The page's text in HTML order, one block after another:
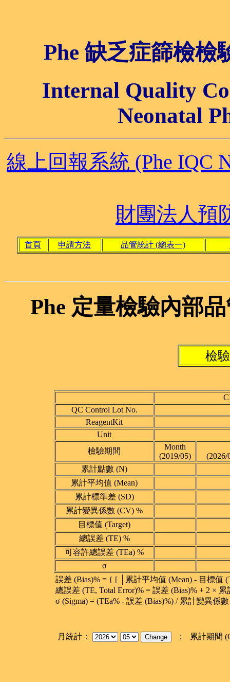
Phe 缺乏症篩檢檢
Internal Quality
Neonatal
線上回報系統 (Phe IQC
財團法人預
首頁 申請方法 品管統計 (總表一)
Phe 定量檢驗內部
檢
QC Control Lot No.
ReagentKit
Unit
檢驗期間
Month
(2019/05)
(2026/
累計點數 (N)
累計平均值 (Mean)
累計標準差 (SD)
累計變異係數 (CV) %
目標值 (Target)
總誤差 (TE) %
可容許總誤差 (TEa) %
σ
誤差 (Bias)% = { [ │累計平均值 (Mean) - 目標值
總誤差 (TE, Total Error)% = 誤差 (Bias)% + 2 ×
σ (Sigma) = (TEa% - 誤差 (Bias)%) / 累計變異係
月統計： ; 累計期間